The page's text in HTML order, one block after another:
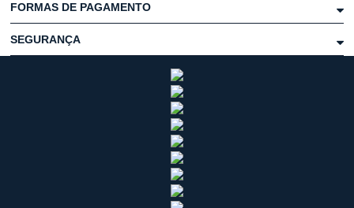
FORMAS DE PAGAMENTO
SEGURANÇA